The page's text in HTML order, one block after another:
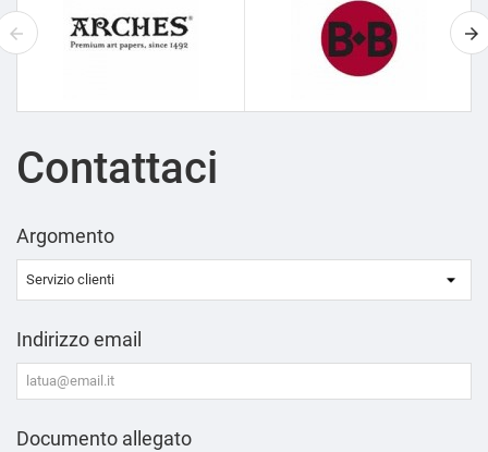
Contattaci
Argomento
Indirizzo email
Documento allegato